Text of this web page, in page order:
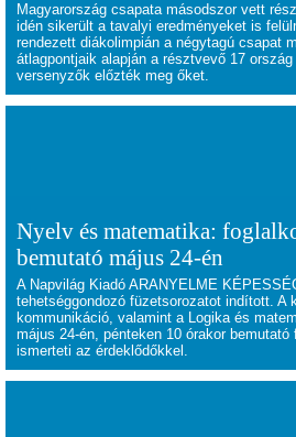
Magyarország csapata másodszor vett
idén sikerült a tavalyi eredményeket is
rendezett diákolimpián a négytagú csapat
átlagpontjaik alapján a résztvevő 17
versenyzők előzték meg őket.
Nyelv és matematika:
bemutató május 24-én
A Napvilág Kiadó ARANYELME
tehetséggondozó füzetsorozatot indított. A
kommunikáció, valamint a Logika és
május 24-én, pénteken 10 órakor
ismerteti az érdeklődőkkel.